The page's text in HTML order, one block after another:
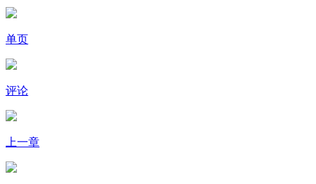
单页
评论
上一章